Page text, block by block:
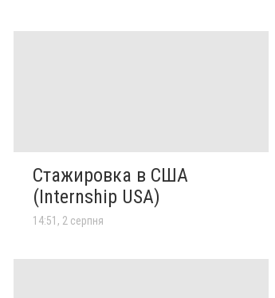
Стажировка в США
(Internship USA)
14:51, 2 серпня